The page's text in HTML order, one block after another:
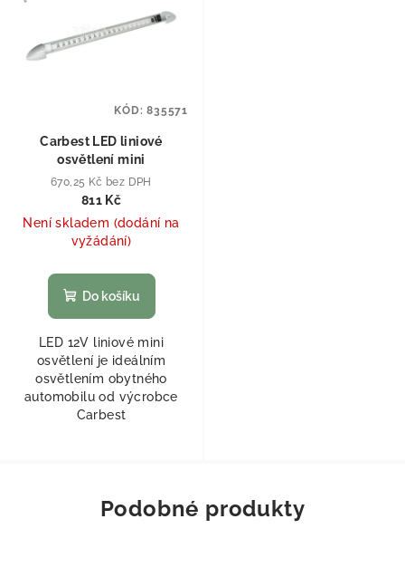
Carbest LED liniové
osvětlení mini
670,25 Kč bez DPH
811 Kč
Není skladem (dodání na
vyžádání)
Do košíku
LED 12V liniové mini
osvětlení je ideálním
osvětlením obytného
automobilu od výcrobce
Carbest
KÓD:835571
Podobné produkty